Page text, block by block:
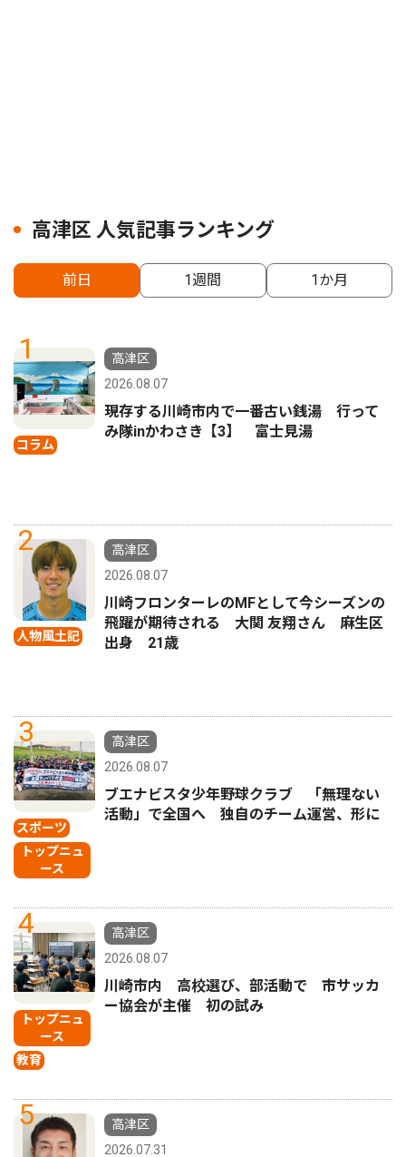
高津区 人気記事ランキング
前日 1週間 1か月
1
コラム
高津区
2026.08.07
現存する川崎市内で一番古い銭湯 行って
み隊inかわさき【3】 富士見湯
2
人物風土記
高津区
2026.08.07
川崎フロンターレのMFとして今シーズンの
飛躍が期待される 大関 友翔さん 麻生区
出身 21歳
3
スポーツ
トップニュ
ース
高津区
2026.08.07
ブエナビスタ少年野球クラブ 「無理ない
活動」で全国へ 独自のチーム運営、形に
4
トップニュ
ース
教育
高津区
2026.08.07
川崎市内 高校選び、部活動で 市サッカ
ー協会が主催 初の試み
5
高津区
2026.07.31